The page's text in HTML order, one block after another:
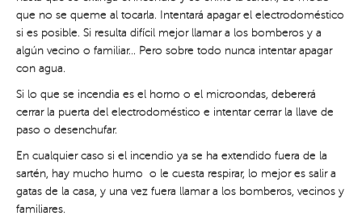
que no se queme al tocarla. Intentará apagar el electrodoméstico
si es posible. Si resulta difícil mejor llamar a los bomberos y a
algún vecino o familiar… Pero sobre todo nunca intentar apagar
con agua.
Si lo que se incendia es el horno o el microondas, debererá
cerrar la puerta del electrodoméstico e intentar cerrar la llave de
paso o desenchufar.
En cualquier caso si el incendio ya se ha extendido fuera de la
sartén, hay mucho humo o le cuesta respirar, lo mejor es salir a
gatas de la casa, y una vez fuera llamar a los bomberos, vecinos y
familiares.